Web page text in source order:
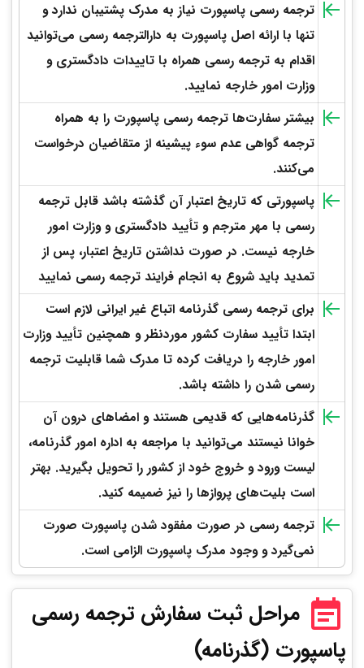
ترجمه رسمی پاسپورت نیاز به مدرک پشتیبان ندارد و
تنها با ارائه اصل پاسپورت به دارالترجمه رسمی می‌توانید
اقدام به ترجمه رسمی همراه با تاییدات دادگستری و
وزارت امور خارجه نمایید.
بیشتر سفارت‌ها ترجمه رسمی پاسپورت را به همراه
ترجمه گواهی عدم سوء پیشینه از متقاضیان درخواست
می‌کنند.
پاسپورتی که تاریخ اعتبار آن گذشته باشد قابل ترجمه
رسمی با مهر مترجم و تأیید دادگستری و وزارت امور
خارجه نیست. در صورت نداشتن تاریخ اعتبار، پس از
تمدید باید شروع به انجام فرایند ترجمه رسمی نمایید
برای ترجمه رسمی گذرنامه اتباع غیر ایرانی لازم است
ابتدا تأیید سفارت کشور موردنظر و همچنین تأیید وزارت
امور خارجه را دریافت کرده تا مدرک شما قابلیت ترجمه
رسمی شدن را داشته باشد.
گذرنامه‌هایی که قدیمی هستند و امضاهای درون آن
خوانا نیستند می‌توانید با مراجعه به اداره امور گذرنامه،
لیست ورود و خروج خود از کشور را تحویل بگیرید. بهتر
است بلیت‌های پروازها را نیز ضمیمه کنید.
ترجمه رسمی در صورت مفقود شدن پاسپورت صورت
نمی‌گیرد و وجود مدرک پاسپورت الزامی است.
مراحل ثبت سفارش ترجمه رسمی
پاسپورت (گذرنامه)